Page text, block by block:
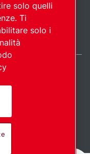
© 2026
Copyright.
solo quelli
Ti
solo i